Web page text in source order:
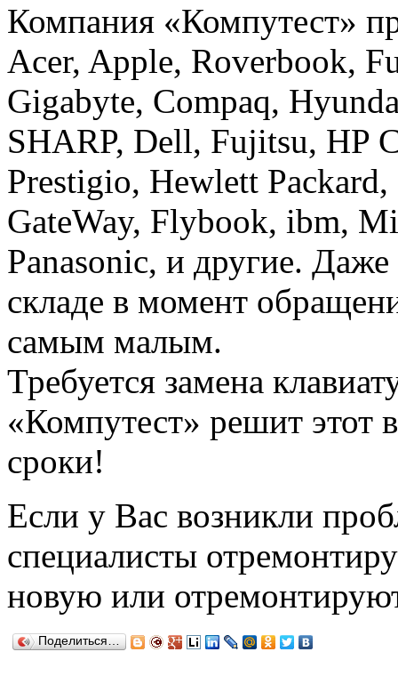
Компания «Компутест»
Acer, Apple, Roverbook,
Gigabyte, Compaq,
SHARP, Dell, Fujitsu, HP
Prestigio, Hewlett
GateWay, Flybook, ibm,
Panasonic, и другие.
складе в момент
самым малым.
Требуется замена
«Компутест» решит этот
сроки!
Если у Вас возникли
специалисты
новую или
Поделиться…